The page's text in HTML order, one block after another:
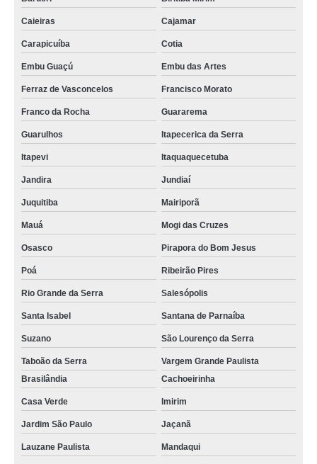
Caieiras Cajamar
Carapicuíba Cotia
Embu Guaçú Embu das Artes
Ferraz de Vasconcelos Francisco Morato
Franco da Rocha Guararema
Guarulhos Itapecerica da Serra
Itapevi Itaquaquecetuba
Jandira Jundiaí
Juquitiba Mairiporã
Mauá Mogi das Cruzes
Osasco Pirapora do Bom Jesus
Poá Ribeirão Pires
Rio Grande da Serra Salesópolis
Santa Isabel Santana de Parnaíba
Suzano São Lourenço da Serra
Taboão da Serra
Vargem Grande Paulista
Brasilândia
Cachoeirinha
Casa Verde Imirim
Jardim São Paulo Jaçanã
Lauzane Paulista Mandaqui